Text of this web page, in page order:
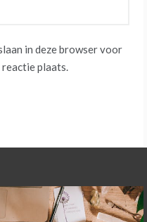
in deze browser voor
reactie plaats.